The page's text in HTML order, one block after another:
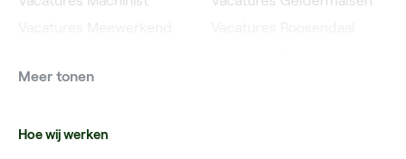
Vacatures Grondwerker
Meer tonen
Hoe wij werken